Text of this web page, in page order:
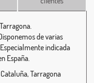
de varias
indicada
España.
Tarragona